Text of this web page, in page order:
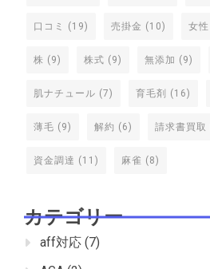
口コミ (19) 売掛金 (10) 女性
株 (9) 株式 (9) 無添加 (9)
肌ナチュール (7) 育毛剤 (16)
薄毛 (9) 解約 (6) 請求書買取
資金調達 (11) 麻雀 (8)
カテゴリー
aff対応 (7)